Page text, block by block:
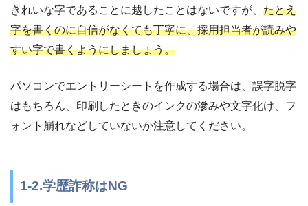
きれいな字であることに越したことはないですが、 たとえ
字を書くのに自信がなくても丁寧に、採用担当者が読みや
すい字で書くようにしましょう。
パソコンでエントリーシートを作成する場合は、誤字脱字
はもちろん、印刷したときのインクの滲みや文字化け、フ
ォント崩れなどしていないか注意してください。
1-2.学歴詐称はNG